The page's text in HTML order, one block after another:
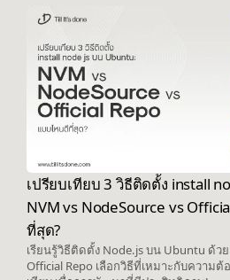
เปรียบเทียบ 3 วิธีติดตั้ง install
NVM vs NodeSource vs
ที่สุด?
เรียนรู้วิธีติดตั้ง Node.js บน Ubuntu ด้ว
Official Repo เลือกวิธีที่เหมาะกับความ